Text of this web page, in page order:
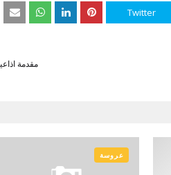
Twitter
مقدمة
عروسة